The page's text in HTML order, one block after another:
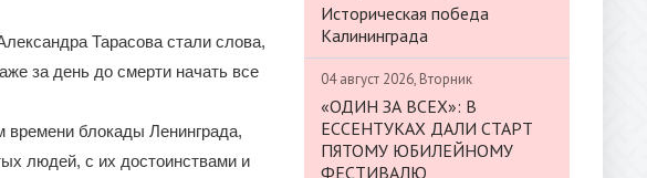
Тарасова стали слова,
за день до смерти начать все
блокады Ленинграда,
людей, с их достоинствами и
Историческая победа
Калининграда
04 август 2026, Вторник
«ОДИН ЗА ВСЕХ»: В
ЕССЕНТУКАХ ДАЛИ СТАРТ
ПЯТОМУ ЮБИЛЕЙНОМУ
ФЕСТИВАЛЮ